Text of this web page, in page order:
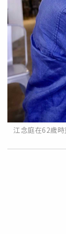
江念庭在62歲時